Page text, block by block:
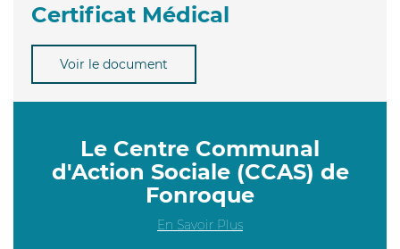
Certificat Médical
Voir le document
Le Centre Communal
d'Action Sociale (CCAS) de
Fonroque
En Savoir Plus